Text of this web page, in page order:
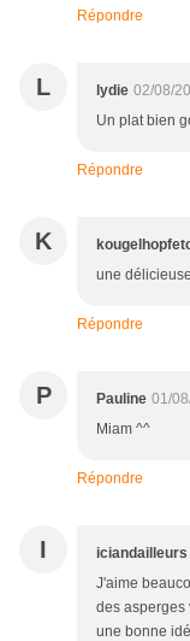
Répondre
L lydie 02/08/
Un plat bien
Répondre
K
une
Répondre
P Pauline 01/
Miam ^^
Répondre
I iciandailleurs
J'aime
des asperges
une bonne